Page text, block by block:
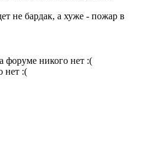
не бардак, а хуже - пожар в
форуме никого нет :(
нет :(